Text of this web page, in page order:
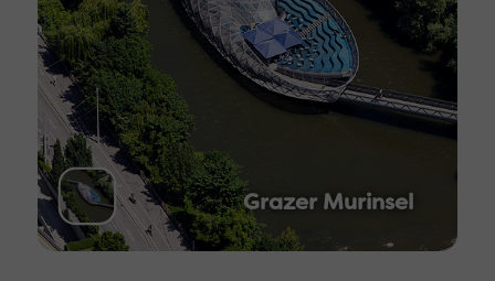
Grazer Murinsel